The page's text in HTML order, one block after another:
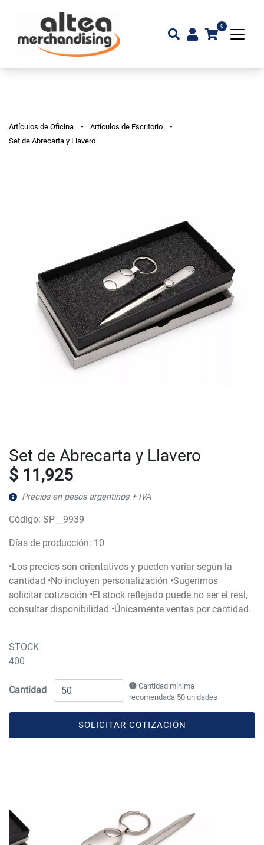
0
Artículos de Oficina - Artículos de Escritorio -
Set de Abrecarta y Llavero
Set de Abrecarta y Llavero
$ 11,925
Precios en pesos argentinos + IVA
Código: SP__9939
Días de producción: 10
•Los precios son orientativos y pueden variar según la
cantidad •No incluyen personalización •Sugerimos
solicitar cotización •El stock reflejado puede no ser el real,
consultar disponibilidad •Únicamente ventas por cantidad.
STOCK
400
Cantidad
Cantidad mínima
recomendada 50 unidades
SOLICITAR COTIZACIÓN